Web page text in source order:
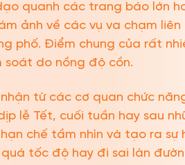
quanh các trang báo lớn
ảnh về các vụ va chạm
phố. Điểm chung của rất
soát do nồng độ cồn.
từ các cơ quan chức
lễ Tết, cuối tuần hay sau
chế tầm nhìn và tạo ra
tốc độ hay đi sai làn